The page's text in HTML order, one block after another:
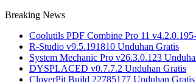
Breaking News
Coolutils PDF Combine Pro 11
R-Studio v9.5.191810 Unduhan Gratis
System Mechanic Pro v26.3.0.123
DYSPLACED v0.7.7.2 Unduhan Gratis
CloverPit Build 22785177 Unduhan Gratis